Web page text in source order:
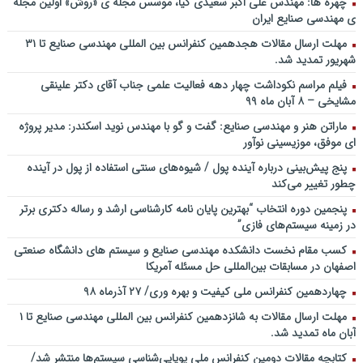
ملی توسعه مدیریت پولی و بانکی
بهمن ماه ۹۲
ی مهندسی صنایع ایران
مهلت ارسال مقالات هجدهمین کنفرانس بین المللی مهندسی صنایع تا ۳۱
شهریور تمدید شد.
فیلم مراسم نکوداشت چهار دهه فعالیت علمی جناب آقای دکتر علینقی
مشایخی – ۸ آبان ماه ۹۹
ماراتن هنر و مهندسی صنایع: گفت و گو با مهندس نوید اسکندر: مدیر پروژه
ای موفق، موزیسینی نوآور
پنج پیش‌بینی درباره آینده پول / شیوه‌های سنتی استفاده از پول در آینده
چطور تغییر می‌کند
پنجمین دورۀ انتخاب “بهترین پایان ­نامه کارشناسی­ ارشد و رساله دکتری برتر
در زمینه سیستم‌های فازی”
کسب مقام نخست دانشکده مهندسی صنایع و سیستم های دانشگاه صنعتی
اصفهان در مسابقات بین‌المللی حل مسئله آمریکا
چهاردهمین کنفرانس ملی کیفیت و بهره وری/ ۲۷ آذرماه ۹۸
مهلت ارسال مقالات به شانزدهمین کنفرانس بین المللی مهندسی صنایع تا ۱
آبان ماه تمدید شد.
کتابچه مقالات دومین کنفرانس ملی پویایی‌شناسی سیستم‌ها منتشر شد/